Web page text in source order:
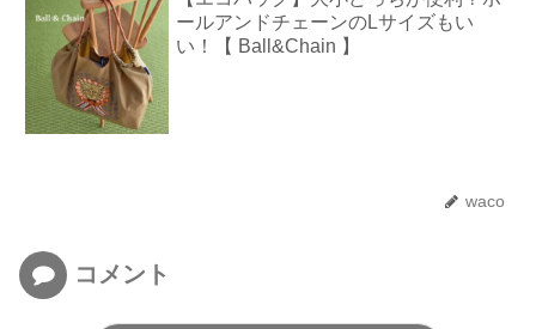
ールアンドチェーンのLサイズもい
い！【 Ball&Chain 】
waco
コメント